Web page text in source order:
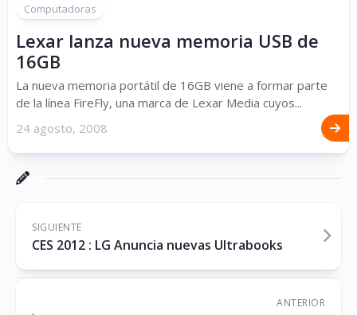
Computadoras
Lexar lanza nueva memoria USB de
16GB
La nueva memoria portátil de 16GB viene a formar parte
de la línea FireFly, una marca de Lexar Media cuyos...
24 agosto, 2008
SIGUIENTE
CES 2012 : LG Anuncia nuevas Ultrabooks
ANTERIOR